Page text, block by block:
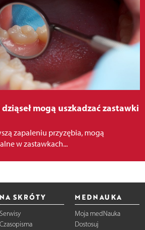
mogą uszkadzać zastawki
zapaleniu przyzębia, mogą
w zastawkach...
NA SKRÓTY
Serwisy
Czasopisma
MEDNAUKA
Moja medNauka
Dostosuj